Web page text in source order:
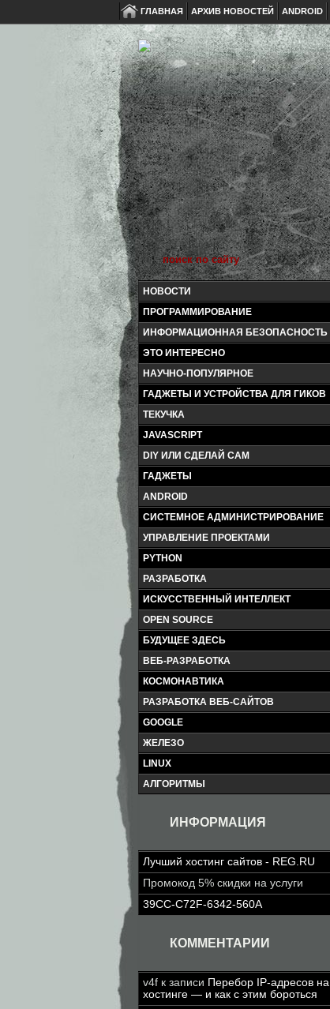
ГЛАВНАЯ АРХИВ НОВОСТЕЙ ANDROID
НОВОСТИ
ПРОГРАММИРОВАНИЕ
ИНФОРМАЦИОННАЯ БЕЗОПАСНОСТЬ
ЭТО ИНТЕРЕСНО
НАУЧНО-ПОПУЛЯРНОЕ
ГАДЖЕТЫ И УСТРОЙСТВА ДЛЯ ГИКОВ
ТЕКУЧКА
JAVASCRIPT
DIY ИЛИ СДЕЛАЙ САМ
ГАДЖЕТЫ
ANDROID
СИСТЕМНОЕ АДМИНИСТРИРОВАНИЕ
УПРАВЛЕНИЕ ПРОЕКТАМИ
PYTHON
РАЗРАБОТКА
ИСКУССТВЕННЫЙ ИНТЕЛЛЕКТ
OPEN SOURCE
БУДУЩЕЕ ЗДЕСЬ
ВЕБ-РАЗРАБОТКА
КОСМОНАВТИКА
РАЗРАБОТКА ВЕБ-САЙТОВ
GOOGLE
ЖЕЛЕЗО
LINUX
АЛГОРИТМЫ
ИНФОРМАЦИЯ
Лучший хостинг сайтов - REG.RU
Промокод 5% скидки на услуги
39CC-C72F-6342-560A
КОММЕНТАРИИ
v4f к записи Перебор IP-адресов на
хостинге — и как с этим бороться